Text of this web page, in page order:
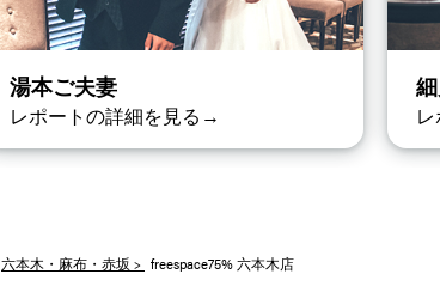
湯本ご夫妻
レポートの詳細を見る→
六本木・麻布・赤坂 freespace75% 六本木店